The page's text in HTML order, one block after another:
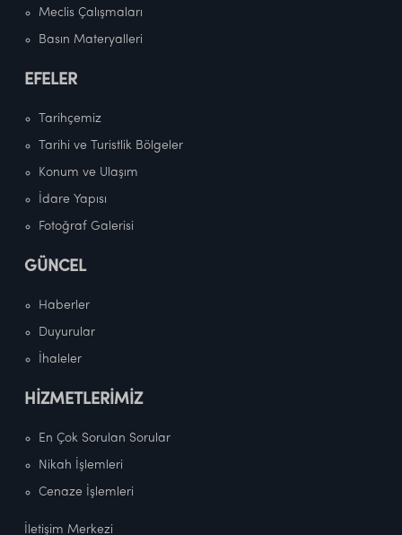
Meclis Çalışmaları
Basın Materyalleri
EFELER
Tarihçemiz
Tarihi ve Turistlik Bölgeler
Konum ve Ulaşım
İdare Yapısı
Fotoğraf Galerisi
GÜNCEL
Haberler
Duyurular
İhaleler
HİZMETLERİMİZ
En Çok Sorulan Sorular
Nikah İşlemleri
Cenaze İşlemleri
İletişim Merkezi